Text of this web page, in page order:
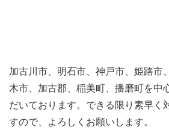
加古川市、明石市、神戸市、姫路市
木市、加古郡、稲美町、播磨町を中
だいております。できる限り素早く
すので、よろしくお願いします。